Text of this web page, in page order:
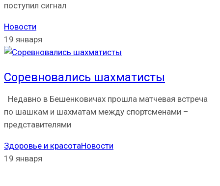
поступил сигнал
Новости
19 января
Соревновались шахматисты
Недавно в Бешенковичах прошла матчевая встреча
по шашкам и шахматам между спортсменами –
представителями
Здоровье и красотаНовости
19 января